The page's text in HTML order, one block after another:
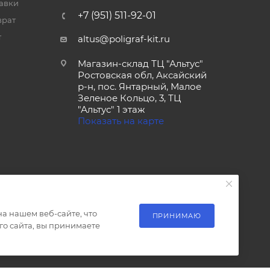
+7 (951) 511-92-01
altus@poligraf-kit.ru
Магазин-склад ТЦ "Альтус"
Ростовская обл, Аксайский
р-н, пос. Янтарный, Малое
Зеленое Кольцо, 3, ТЦ
"Альтус" 1 этаж
Показать на карте
нашем веб-сайте, что
сайта, вы принимаете
ПРИНИМАЮ